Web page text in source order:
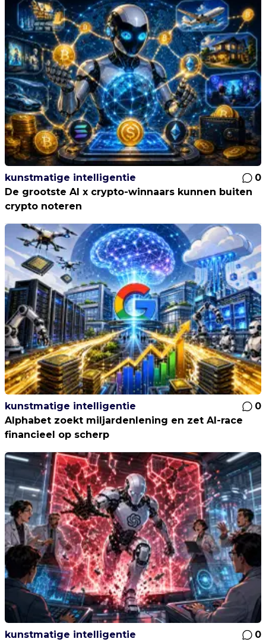
kunstmatige intelligentie
0
De grootste AI x crypto-winnaars kunnen buiten
crypto noteren
kunstmatige intelligentie
0
Alphabet zoekt miljardenlening en zet AI-race
financieel op scherp
kunstmatige intelligentie
0